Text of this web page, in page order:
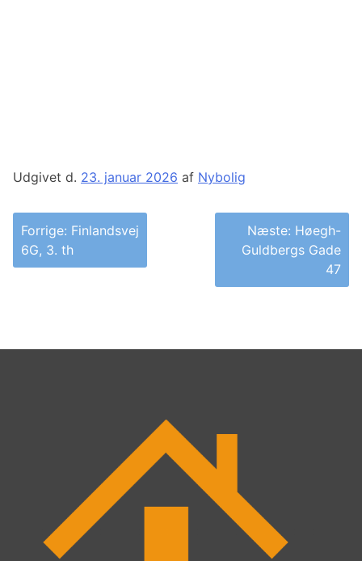
Udgivet d. 23. januar 2026 af Nybolig
Indlægsnavigation
Forrige: Finlandsvej
6G, 3. th
Næste: Høegh-
Guldbergs Gade
47